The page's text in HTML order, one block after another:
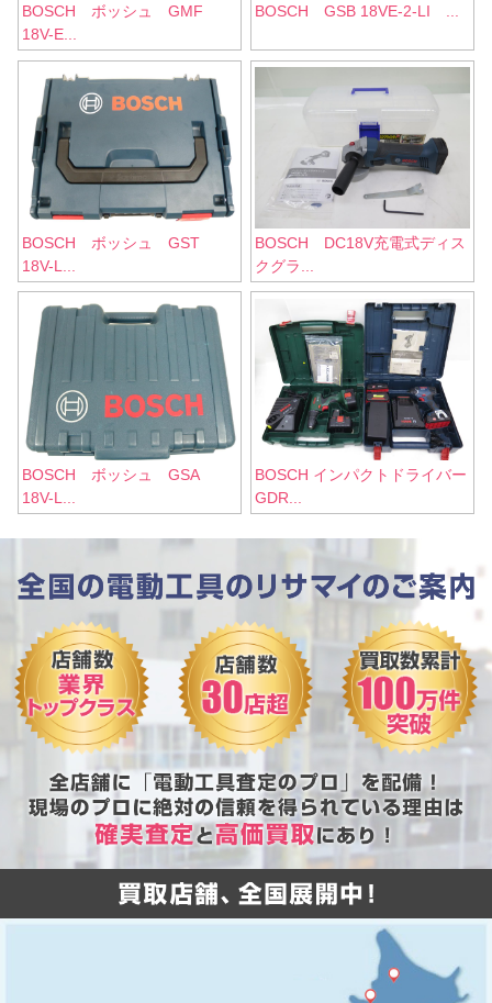
BOSCH ボッシュ GMF
18V-E...
BOSCH GSB 18VE-2-LI ...
BOSCH ボッシュ GST
18V-L...
BOSCH DC18V充電式ディス
クグラ...
BOSCH ボッシュ GSA
18V-L...
BOSCH インパクトドライバー
GDR...